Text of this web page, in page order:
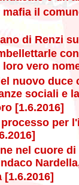
il
di Renzi
vero
nuovo duce
sociali e
[1.6.2016]
per
nel cuore